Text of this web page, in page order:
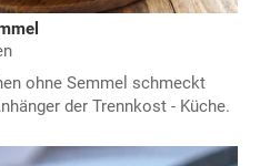
ohne Semmel schmeckt
der Trennkost - Küche.